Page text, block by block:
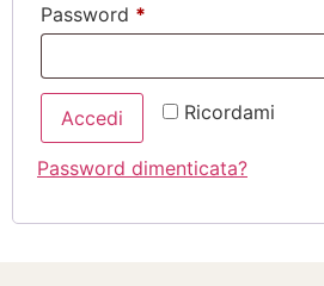
Password *
Ricordami
Accedi
Password dimenticata?